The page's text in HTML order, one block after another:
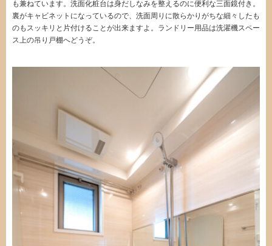
も兼ねています。洗面化粧台は身だしなみを整えるのに便利な三面鏡付き。
裏がキャビネットになっているので、洗面周りに散らかりがちな細々したも
のもスッキリと片付けることが出来ますよ。ランドリー用品は洗濯機スペー
ス上の吊り戸棚へどうぞ。